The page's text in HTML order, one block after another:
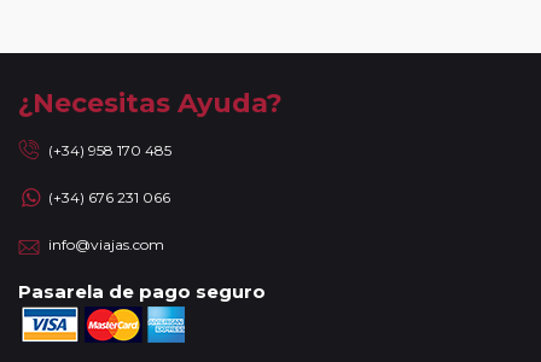
¿Necesitas Ayuda?
(+34) 958 170 485
(+34) 676 231 066
info@viajas.com
Pasarela de pago seguro